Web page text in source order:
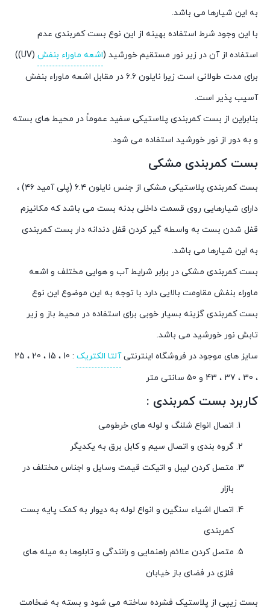
به این شیارها می باشد.
با این وجود شرط استفاده بهینه از این نوع بست کمربندی عدم
استفاده از آن در زیر نور مستقیم خورشید (اشعه ماوراء بنفش
(UV))
برای مدت طولانی است زیرا نایلون ۶.۶ در مقابل اشعه ماوراء بنفش
آسیب پذیر است.
بنابراین از بست کمربندی پلاستیکی سفید عموماً در محیط های بسته
و به دور از نور خورشید استفاده می شود.
بست کمربندی مشکی
بست کمربندی پلاستیکی مشکی از جنس نایلون ۶.۴ (پلی آمید ۴۶) ،
دارای شیارهایی روی قسمت داخلی بدنه بست می باشد که مکانیزم
قفل شدن بست به واسطه گیر کردن قفل دندانه دار بست کمربندی
به این شیارها می باشد.
بست کمربندی مشکی در برابر شرایط آب و هوایی مختلف و اشعه
ماوراء بنفش مقاومت بالایی دارد با توجه به این موضوع این نوع
بست کمربندی گزینه بسیار خوبی برای استفاده در محیط باز و زیر
تابش نور خورشید می باشد.
سایز های موجود در فروشگاه اینترنتیآلتا الکتریک
: 10 ، 15 ، 20 ، 25
، 30 ، 37 ، 43 و 50 سانتی متر
کاربرد بست کمربندی :
اتصال انواع شلنگ و لوله های خرطومی
گروه بندی و اتصال سیم و کابل برق به یکدیگر
متصل کردن لیبل و اتیکت قیمت وسایل و اجناس مختلف در
بازار
اتصال اشیاء سنگین و انواع لوله به دیوار به کمک پایه بست
کمربندی
متصل کردن علائم راهنمایی و رانندگی و تابلوها به میله های
فلزی در فضای باز خیابان
بست زیپی از پلاستیک فشرده ساخته می شود و بسته به ضخامت